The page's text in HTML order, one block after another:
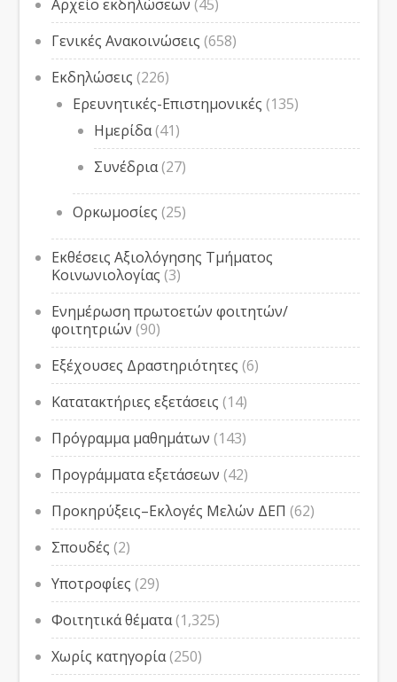
Αρχείο εκδηλώσεων (45)
Γενικές Ανακοινώσεις (658)
Εκδηλώσεις (226)
Ερευνητικές-Επιστημονικές (135)
Ημερίδα(41)
Συνέδρια(27)
Ορκωμοσίες (25)
Εκθέσεις Αξιολόγησης Τμήματος
Κοινωνιολογίας (3)
Ενημέρωση πρωτοετών φοιτητών/
φοιτητριών (90)
Εξέχουσες Δραστηριότητες (6)
Κατατακτήριες εξετάσεις (14)
Πρόγραμμα μαθημάτων (143)
Προγράμματα εξετάσεων (42)
Προκηρύξεις–Εκλογές Μελών ΔΕΠ (62)
Σπουδές (2)
Υποτροφίες (29)
Φοιτητικά θέματα(1,325)
Χωρίς κατηγορία(250)